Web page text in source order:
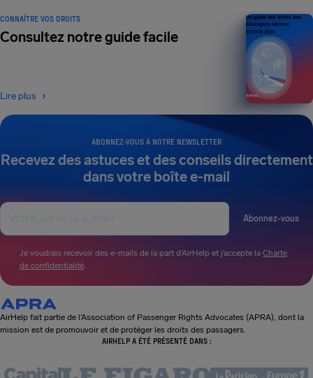
ABONNEZ-VOUS À NOTRE NEWSLETTER
Recevez des astuces et des conseils directement
dans votre boîte e-mail
Abonnez-vous
Je voudrais recevoir des e-mails de la part d’AirHelp et j’accepte la Charte
de confidentialité.
CONNAÎTRE VOS DROITS
Consultez notre guide facile
Lire plus
Un guide des droits des
passagers aériens
ÉDITION 2026
AirHelp fait partie de l’Association of Passenger Rights Advocates (APRA), dont la
mission est de promouvoir et de protéger les droits des passagers.
AIRHELP A ÉTÉ PRÉSENTÉ DANS :